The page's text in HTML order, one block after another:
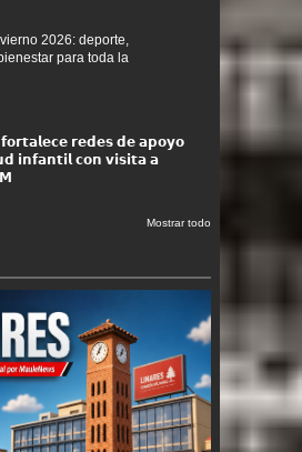
2026: deporte,
para toda la
𝗿𝗲𝗱𝗲𝘀 𝗱𝗲 𝗮𝗽𝗼𝘆𝗼
𝗶𝗻𝗳𝗮𝗻𝘁𝗶𝗹 𝗰𝗼𝗻 𝘃𝗶𝘀𝗶𝘁𝗮 𝗮
Mostrar todo